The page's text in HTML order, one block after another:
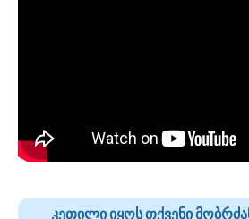
კეთილი იყოს თქვენი